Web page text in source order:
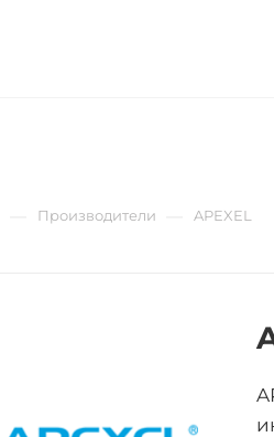
Производители APEXEL